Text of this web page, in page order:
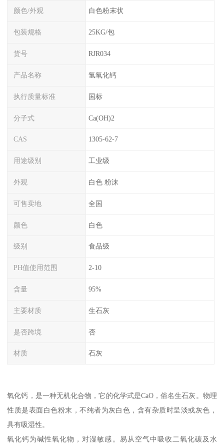
颜色/外观 白色粉末状
包装规格 25KG/包
货号 RJR034
产品名称 氢氧化钙
执行质量标准 国标
分子式 Ca(OH)2
CAS 1305-62-7
用途级别 工业级
外观 白色 粉沫
可售卖地 全国
颜色 白色
级别 食品级
PH值使用范围 2-10
含量 95%
主要材质 生石灰
是否跨境 否
材质 石灰
氧化钙，是一种无机化合物，它的化学式是CaO，俗名生石灰。物理
性质是表面白色粉末，不纯者为灰白色，含有杂质时呈淡或灰色，
具有吸湿性。
氧化钙为碱性氧化物，对湿敏感。易从空气中吸收二氧化碳及水